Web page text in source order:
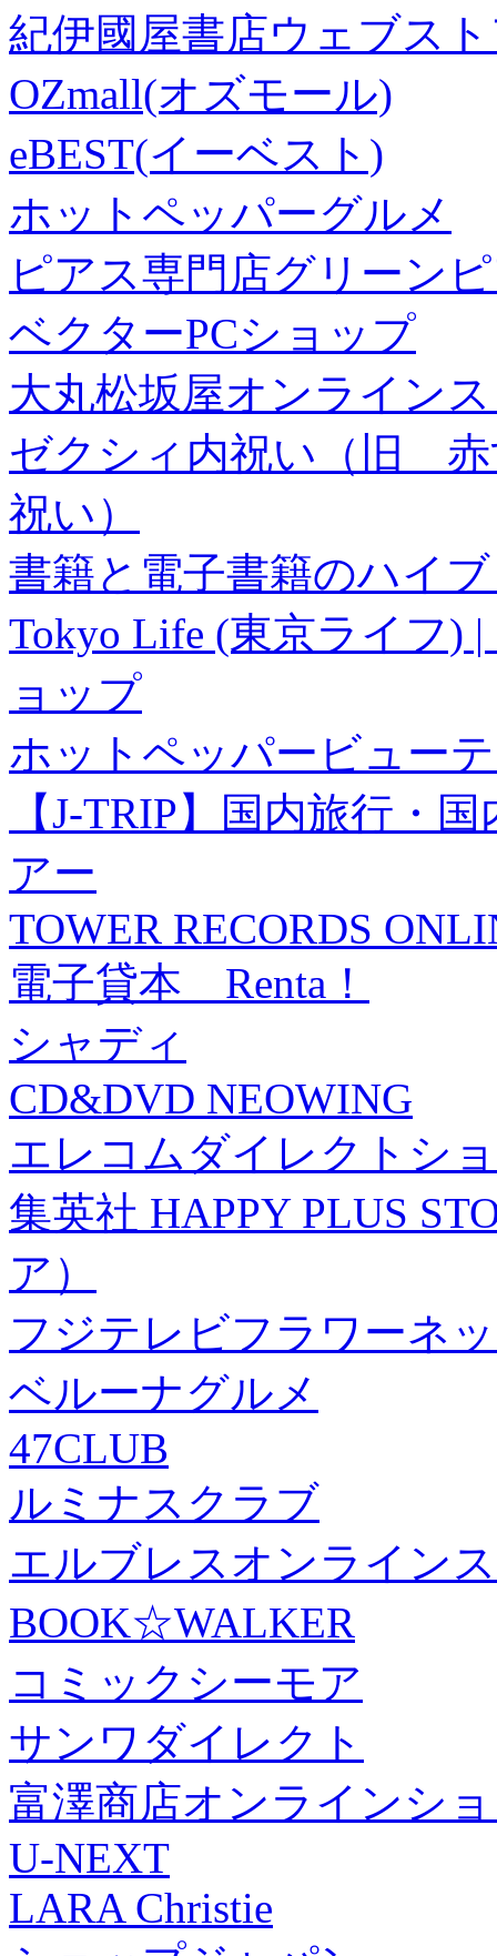
紀伊國屋書店ウェブス
OZmall(オズモール)
eBEST(イーベスト)
ホットペッパーグルメ
ピアス専門店グリーン
ベクターPCショップ
大丸松坂屋オンライン
ゼクシィ内祝い（旧 赤
祝い）
書籍と電子書籍のハイ
Tokyo Life (東京ライフ)
ョップ
ホットペッパービュー
【J-TRIP】国内旅行・
アー
TOWER RECORDS
電子貸本 Renta！
シャディ
CD&DVD NEOWING
エレコムダイレクトシ
集英社 HAPPY PLUS
ア）
フジテレビフラワーネ
ベルーナグルメ
47CLUB
ルミナスクラブ
エルブレスオンライン
BOOK☆WALKER
コミックシーモア
サンワダイレクト
富澤商店オンラインシ
U-NEXT
LARA Christie